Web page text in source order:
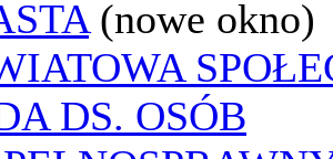
(nowe okno)
DS. OSÓB